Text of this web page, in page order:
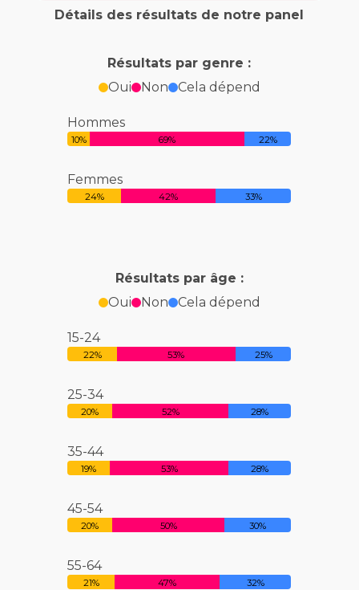
Détails des résultats de notre panel
Résultats par genre :
Oui
Non Cela dépend
Hommes
10% 69% 22%
Femmes
24% 42% 33%
Résultats par âge :
Oui
Non Cela dépend
15-24
22% 53% 25%
25-34
20% 52% 28%
35-44
19% 53% 28%
45-54
20% 50% 30%
55-64
21% 47% 32%